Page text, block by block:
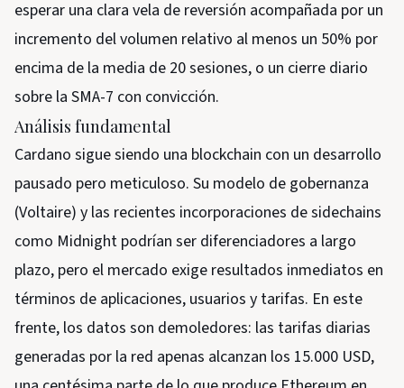
esperar una clara vela de reversión acompañada por un
incremento del volumen relativo al menos un 50% por
encima de la media de 20 sesiones, o un cierre diario
sobre la SMA-7 con convicción.
Análisis fundamental
Cardano sigue siendo una blockchain con un desarrollo
pausado pero meticuloso. Su modelo de gobernanza
(Voltaire) y las recientes incorporaciones de sidechains
como Midnight podrían ser diferenciadores a largo
plazo, pero el mercado exige resultados inmediatos en
términos de aplicaciones, usuarios y tarifas. En este
frente, los datos son demoledores: las tarifas diarias
generadas por la red apenas alcanzan los 15.000 USD,